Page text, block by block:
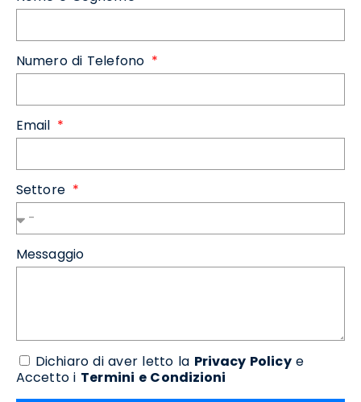
Numero di Telefono
Email
Settore
Messaggio
Dichiaro di aver letto la Privacy Policye
Accetto i Termini e Condizioni